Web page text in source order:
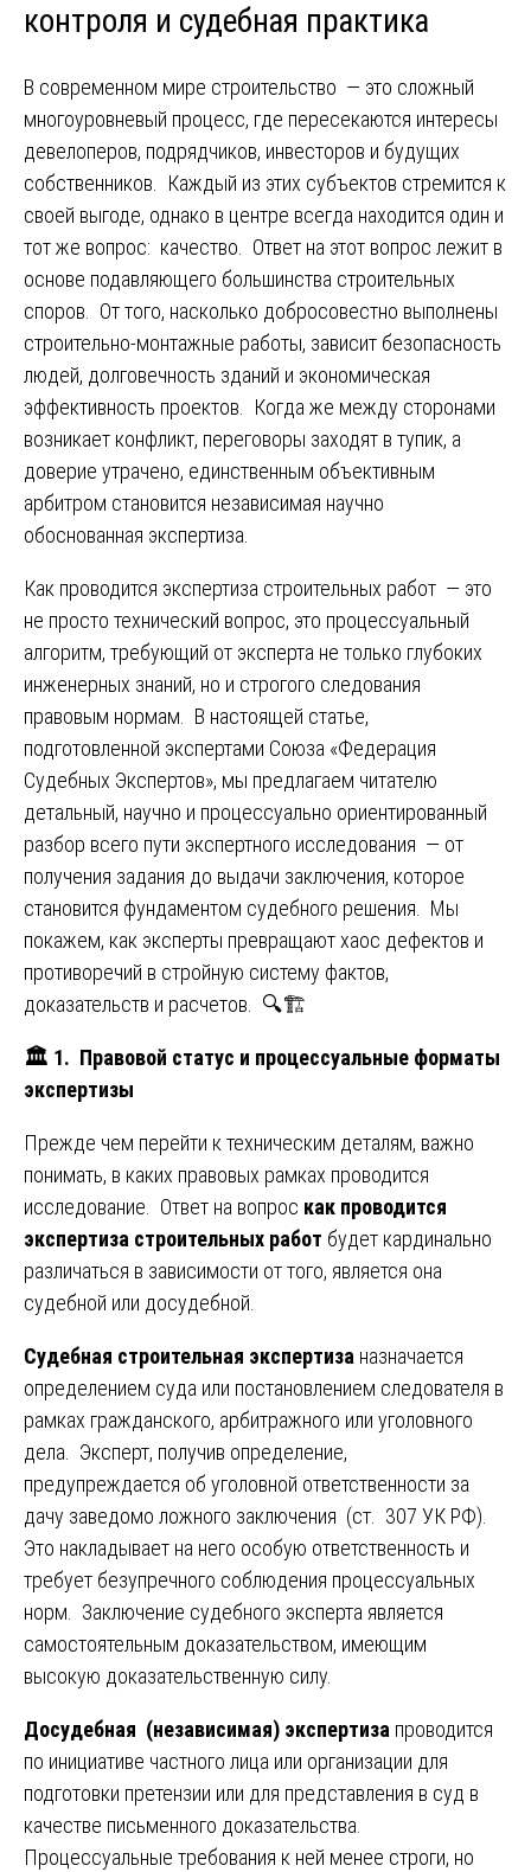
контроля и судебная практика
В современном мире строительство — это сложный
многоуровневый процесс, где пересекаются интересы
девелоперов, подрядчиков, инвесторов и будущих
собственников. Каждый из этих субъектов стремится к
своей выгоде, однако в центре всегда находится один и
тот же вопрос: качество. Ответ на этот вопрос лежит в
основе подавляющего большинства строительных
споров. От того, насколько добросовестно выполнены
строительно-монтажные работы, зависит безопасность
людей, долговечность зданий и экономическая
эффективность проектов. Когда же между сторонами
возникает конфликт, переговоры заходят в тупик, а
доверие утрачено, единственным объективным
арбитром становится независимая научно
обоснованная экспертиза.
Как проводится экспертиза строительных работ — это
не просто технический вопрос, это процессуальный
алгоритм, требующий от эксперта не только глубоких
инженерных знаний, но и строгого следования
правовым нормам. В настоящей статье,
подготовленной экспертами Союза «Федерация
Судебных Экспертов», мы предлагаем читателю
детальный, научно и процессуально ориентированный
разбор всего пути экспертного исследования — от
получения задания до выдачи заключения, которое
становится фундаментом судебного решения. Мы
покажем, как эксперты превращают хаос дефектов и
противоречий в стройную систему фактов,
доказательств и расчетов. 🔍🏗️
🏛️ 1. Правовой статус и процессуальные форматы
экспертизы
Прежде чем перейти к техническим деталям, важно
понимать, в каких правовых рамках проводится
исследование. Ответ на вопрос как проводится
экспертиза строительных работ будет кардинально
различаться в зависимости от того, является она
судебной или досудебной.
Судебная строительная экспертиза назначается
определением суда или постановлением следователя в
рамках гражданского, арбитражного или уголовного
дела. Эксперт, получив определение,
предупреждается об уголовной ответственности за
дачу заведомо ложного заключения (ст. 307 УК РФ).
Это накладывает на него особую ответственность и
требует безупречного соблюдения процессуальных
норм. Заключение судебного эксперта является
самостоятельным доказательством, имеющим
высокую доказательственную силу.
Досудебная (независимая) экспертиза проводится
по инициативе частного лица или организации для
подготовки претензии или для представления в суд в
качестве письменного доказательства.
Процессуальные требования к ней менее строги, но